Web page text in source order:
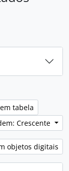
tabela
Crescente
objetos digitais